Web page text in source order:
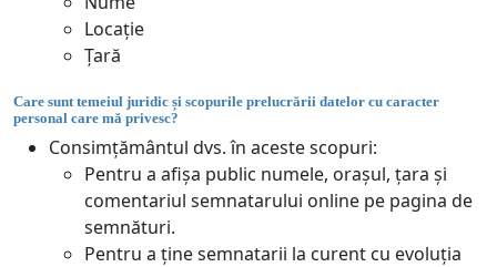
Locație
Țară
Care sunt temeiul juridic și scopurile prelucrării datelor cu caracter
personal care mă privesc?
Consimțământul dvs. în aceste scopuri:
Pentru a afișa public numele, orașul, țara și
comentariul semnatarului online pe pagina de
semnături.
Pentru a ține semnatarii la curent cu evoluția